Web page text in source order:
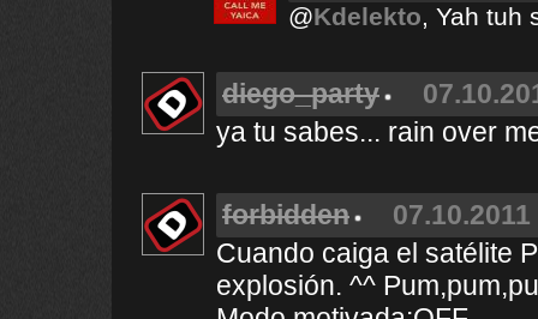
@Kdelekto, Yah tuh
diego_party
ya tu sabes... rain over
forbidden
Cuando caiga el satélite
explosión. ^^